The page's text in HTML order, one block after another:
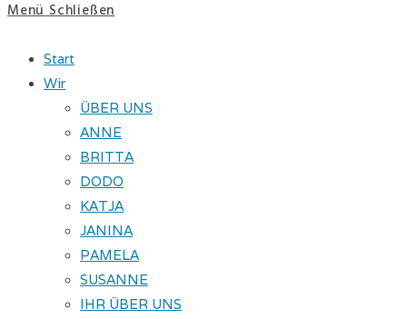
Menü Schließen
Start
Wir
ÜBER UNS
ANNE
BRITTA
DODO
KATJA
JANINA
PAMELA
SUSANNE
IHR ÜBER UNS